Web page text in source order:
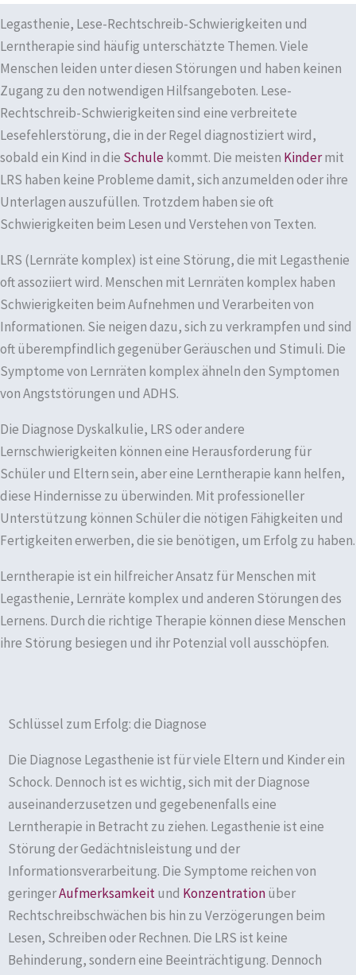
Legasthenie, Lese-Rechtschreib-Schwierigkeiten und
Lerntherapie sind häufig unterschätzte Themen. Viele
Menschen leiden unter diesen Störungen und haben keinen
Zugang zu den notwendigen Hilfsangeboten. Lese-
Rechtschreib-Schwierigkeiten sind eine verbreitete
Lesefehlerstörung, die in der Regel diagnostiziert wird,
sobald ein Kind in die Schulekommt. Die meisten Kindermit
LRS haben keine Probleme damit, sich anzumelden oder ihre
Unterlagen auszufüllen. Trotzdem haben sie oft
Schwierigkeiten beim Lesen und Verstehen von Texten.
LRS (Lernräte komplex) ist eine Störung, die mit Legasthenie
oft assoziiert wird. Menschen mit Lernräten komplex haben
Schwierigkeiten beim Aufnehmen und Verarbeiten von
Informationen. Sie neigen dazu, sich zu verkrampfen und sind
oft überempfindlich gegenüber Geräuschen und Stimuli. Die
Symptome von Lernräten komplex ähneln den Symptomen
von Angststörungen und ADHS.
Die Diagnose Dyskalkulie, LRS oder andere
Lernschwierigkeiten können eine Herausforderung für
Schüler und Eltern sein, aber eine Lerntherapie kann helfen,
diese Hindernisse zu überwinden. Mit professioneller
Unterstützung können Schüler die nötigen Fähigkeiten und
Fertigkeiten erwerben, die sie benötigen, um Erfolg zu haben.
Lerntherapie ist ein hilfreicher Ansatz für Menschen mit
Legasthenie, Lernräte komplex und anderen Störungen des
Lernens. Durch die richtige Therapie können diese Menschen
ihre Störung besiegen und ihr Potenzial voll ausschöpfen.
Schlüssel zum Erfolg: die Diagnose
Die Diagnose Legasthenie ist für viele Eltern und Kinder ein
Schock. Dennoch ist es wichtig, sich mit der Diagnose
auseinanderzusetzen und gegebenenfalls eine
Lerntherapie in Betracht zu ziehen. Legasthenie ist eine
Störung der Gedächtnisleistung und der
Informationsverarbeitung. Die Symptome reichen von
geringerAufmerksamkeitund Konzentrationüber
Rechtschreibschwächen bis hin zu Verzögerungen beim
Lesen, Schreiben oder Rechnen. Die LRS ist keine
Behinderung, sondern eine Beeinträchtigung. Dennoch